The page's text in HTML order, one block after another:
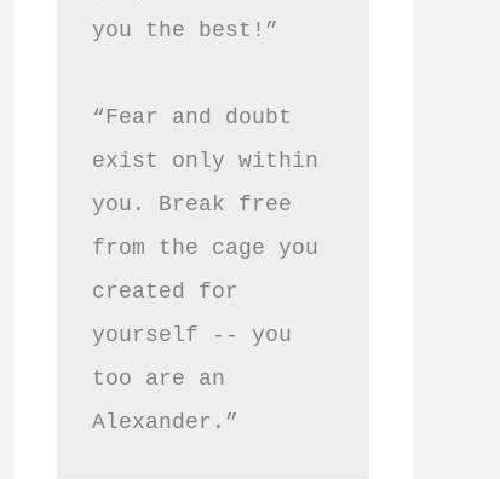
you the best!”
“Fear and doubt
exist only within
you. Break free
from the cage you
created for
yourself -- you
too are an
Alexander.”